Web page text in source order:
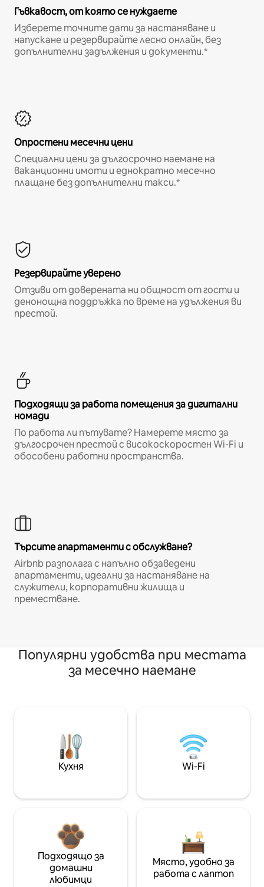
Гъвкавост, от която се нуждаете
Изберете точните дати за настаняване и
напускане и резервирайте лесно онлайн, без
допълнителни задължения и документи.*
Опростени месечни цени
Специални цени за дългосрочно наемане на
ваканционни имоти и еднократно месечно
плащане без допълнителни такси.*
Резервирайте уверено
Отзиви от доверената ни общност от гости и
денонощна поддръжка по време на удължения ви
престой.
Подходящи за работа помещения за дигитални
номади
По работа ли пътувате? Намерете място за
дългосрочен престой с високоскоростен Wi-Fi и
обособени работни пространства.
Търсите апартаменти с обслужване?
Airbnb разполага с напълно обзаведени
апартаменти, идеални за настаняване на
служители, корпоративни жилища и
преместване.
Популярни удобства при местата
за месечно наемане
Кухня Wi-Fi
Подходящо за
домашни
любимци
Място, удобно за
работа с лаптоп